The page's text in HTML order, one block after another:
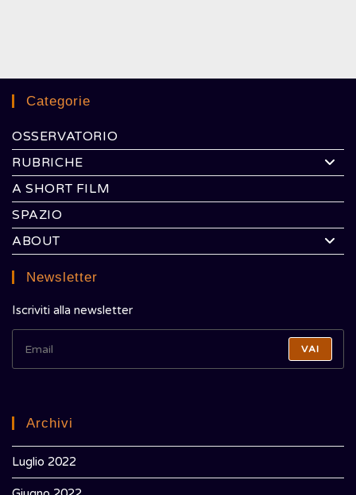
Categorie
OSSERVATORIO
RUBRICHE
A SHORT FILM
SPAZIO
ABOUT
Newsletter
Iscriviti alla newsletter
VAI
Archivi
Luglio 2022